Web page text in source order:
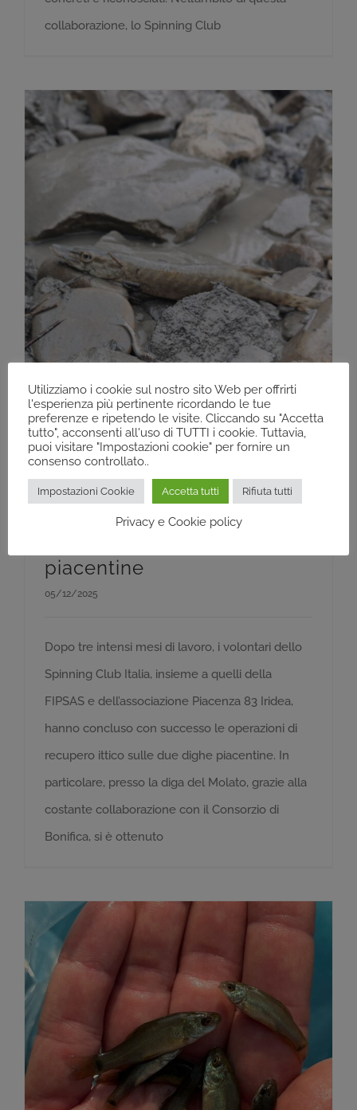
collaborazione, lo Spinning Club
piacentine
05/12/2025
Dopo tre intensi mesi di lavoro, i volontari dello
Spinning Club Italia, insieme a quelli della
FIPSAS e dell’associazione Piacenza 83 Iridea,
hanno concluso con successo le operazioni di
recupero ittico sulle due dighe piacentine. In
particolare, presso la diga del Molato, grazie alla
costante collaborazione con il Consorzio di
Bonifica, si è ottenuto
Utilizziamo i cookie sul nostro sito Web per offrirti
l'esperienza più pertinente ricordando le tue
preferenze e ripetendo le visite. Cliccando su "Accetta
tutto", acconsenti all'uso di TUTTI i cookie. Tuttavia,
puoi visitare "Impostazioni cookie" per fornire un
consenso controllato..
Impostazioni Cookie Accetta tutti Rifiuta tutti
Privacy e Cookie policy